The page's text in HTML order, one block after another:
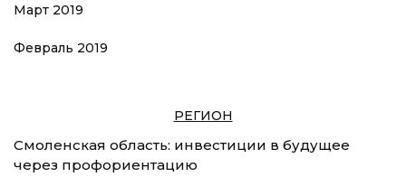
Март 2019
Февраль 2019
РЕГИОН
Смоленская область: инвестиции в будущее
через профориентацию